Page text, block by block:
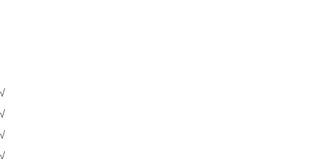
√
√
√
√